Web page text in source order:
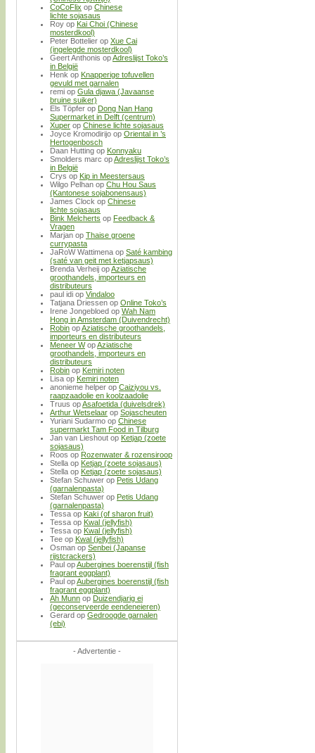
CoCoFlix op Chinese
lichte sojasaus
Roy op Kai Choi (Chinese
mosterdkool)
Peter Bottelier op Xue Cai
(ingelegde mosterdkool)
Geert Anthonis opAdreslijst Toko’s
in België
Henk op Knapperige tofuvellen
gevuld met garnalen
remi op Gula djawa (Javaanse
bruine suiker)
Els Töpfer op Dong Nan Hang
Supermarket in Delft (centrum)
Xuper op Chinese lichte sojasaus
Joyce Kromodirijo op Oriental in ’s
Hertogenbosch
Daan Hutting op Konnyaku
Smolders marc opAdreslijst Toko’s
in België
Crys op Kip in Meestersaus
Wilgo Pelhan op Chu Hou Saus
(Kantonese sojabonensaus)
James Clock op Chinese
lichte sojasaus
Bink Melcherts op Feedback &
Vragen
Marjan op Thaise groene
currypasta
JaRoW Wattimena op Saté kambing
(saté van geit met ketjapsaus)
Brenda Verheij opAziatische
groothandels, importeurs en
distributeurs
paul idi op Vindaloo
Tatjana Driessen op Online Toko’s
Irene Jongebloed op Wah Nam
Hong in Amsterdam (Duivendrecht)
Robin opAziatische groothandels,
importeurs en distributeurs
Meneer WopAziatische
groothandels, importeurs en
distributeurs
Robin op Kemiri noten
Lisa op Kemiri noten
anonieme helper op Caiziyou vs.
raapzaadolie en koolzaadolie
Truus opAsafoetida (duivelsdrek)
Arthur Wetselaar op Sojascheuten
Yuriani Sudarmo op Chinese
supermarkt Tam Food in Tilburg
Jan van Lieshout op Ketjap (zoete
sojasaus)
Roos op Rozenwater & rozensiroop
Stella op Ketjap (zoete sojasaus)
Stella op Ketjap (zoete sojasaus)
Stefan Schuwer op Petis Udang
(garnalenpasta)
Stefan Schuwer op Petis Udang
(garnalenpasta)
Tessa op Kaki (of sharon fruit)
Tessa op Kwal (jellyfish)
Tessa op Kwal (jellyfish)
Tee op Kwal (jellyfish)
Osman op Senbei (Japanse
rijstcrackers)
Paul opAubergines boerenstijl (fish
fragrant eggplant)
Paul opAubergines boerenstijl (fish
fragrant eggplant)
Ah Munn op Duizendjarig ei
(geconserveerde eendeneieren)
Gerard op Gedroogde garnalen
(ebi)
- Advertentie -